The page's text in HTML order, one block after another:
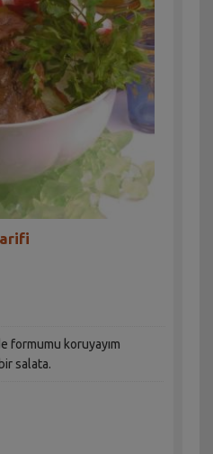
formumu koruyayım
salata.